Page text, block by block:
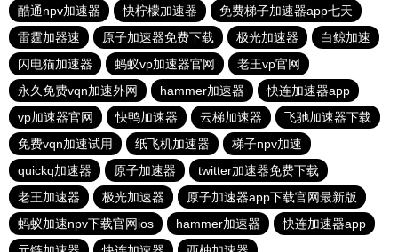
酷通npv加速器
快柠檬加速器
免费梯子加速器app七天
雷霆加器速
原子加速器免费下载 极光加速器
白鲸加速
闪电猫加速器
蚂蚁vp加速器官网
老王vp官网
永久免费vqn加速外网
hammer加速器
快连加速器app
vp加速器官网
快鸭加速器 云梯加速器
飞驰加速器下载
免费vqn加速试用
纸飞机加速器
梯子npv加速
quickq加速器
原子加速器
twitter加速器免费下载
老王加速器
极光加速器
原子加速器app下载官网最新版
蚂蚁加速npv下载官网ios
hammer加速器
快连加速器app